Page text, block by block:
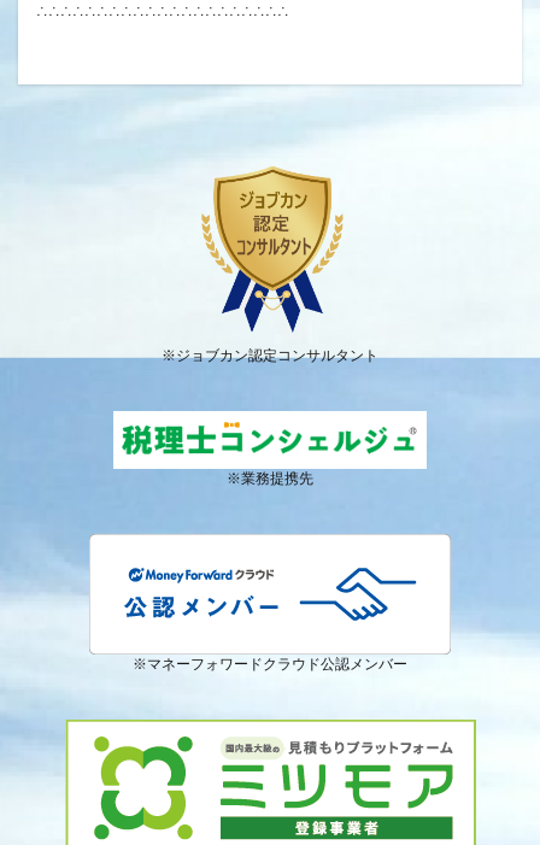
∴∴∴∴∴∴∴∴∴∴∴∴∴∴∴∴∴∴∴∴∴
※ジョブカン認定コンサルタント
※業務提携先
※マネーフォワードクラウド公認メンバー